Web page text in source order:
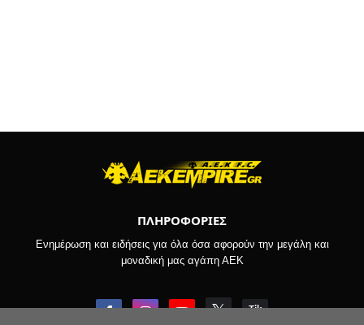
ΠΛΗΡΟΦΟΡΙΕΣ
Ενημέρωση και ειδήσεις για όλα όσα αφορούν την μεγάλη και
μοναδική μας αγάπη ΑΕΚ